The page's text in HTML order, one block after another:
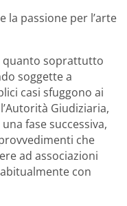
la passione per l’arte
quanto soprattutto
soggette a
casi sfuggono ai
Giudiziaria,
fase successiva,
che
ad associazioni
con